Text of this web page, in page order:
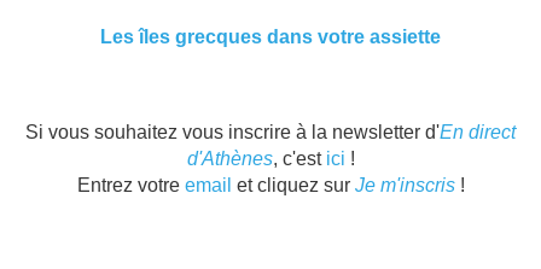
Les îles grecques dans votre assiette
Si vous souhaitez vous inscrire à la newsletter d'En direct
d'Athènes, c'est ici !
Entrez votre email et cliquez sur Je m'inscris!